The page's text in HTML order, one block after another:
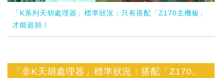
「K系列天胡處理器」標準狀況：只有搭配「Z170主機板」
才能超頻！
「非K天胡處理器」標準狀況：搭配「Z170、